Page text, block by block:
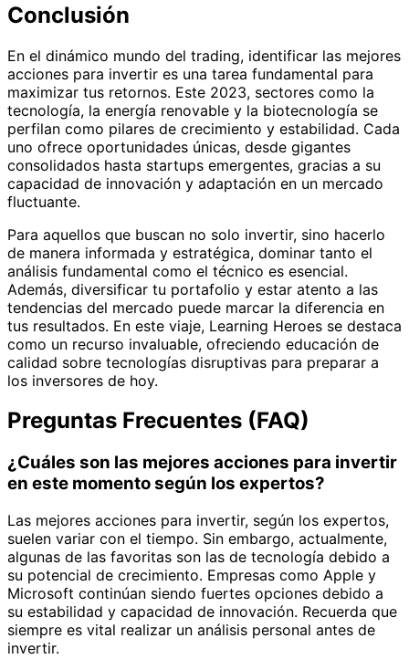
Conclusión
En el dinámico mundo del trading, identificar las mejores
acciones para invertir es una tarea fundamental para
maximizar tus retornos. Este 2023, sectores como la
tecnología, la energía renovable y la biotecnología se
perfilan como pilares de crecimiento y estabilidad. Cada
uno ofrece oportunidades únicas, desde gigantes
consolidados hasta startups emergentes, gracias a su
capacidad de innovación y adaptación en un mercado
fluctuante.
Para aquellos que buscan no solo invertir, sino hacerlo
de manera informada y estratégica, dominar tanto el
análisis fundamental como el técnico es esencial.
Además, diversificar tu portafolio y estar atento a las
tendencias del mercado puede marcar la diferencia en
tus resultados. En este viaje, Learning Heroes se destaca
como un recurso invaluable, ofreciendo educación de
calidad sobre tecnologías disruptivas para preparar a
los inversores de hoy.
Preguntas Frecuentes (FAQ)
¿Cuáles son las mejores acciones para invertir
en este momento según los expertos?
Las mejores acciones para invertir, según los expertos,
suelen variar con el tiempo. Sin embargo, actualmente,
algunas de las favoritas son las de tecnología debido a
su potencial de crecimiento. Empresas como Apple y
Microsoft continúan siendo fuertes opciones debido a
su estabilidad y capacidad de innovación. Recuerda que
siempre es vital realizar un análisis personal antes de
invertir.